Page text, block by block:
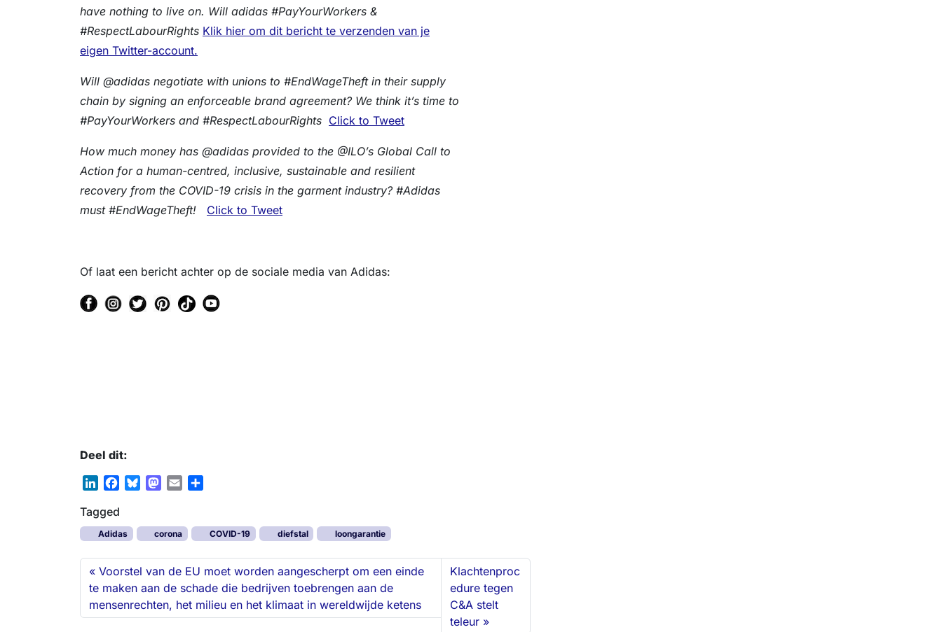
have nothing to live on. Will adidas #PayYourWorkers &
#RespectLabourRights Klik hier om dit bericht te verzenden van je
eigen Twitter-account.
Will @adidas negotiate with unions to #EndWageTheft in their supply
chain by signing an enforceable brand agreement? We think it’s time to
#PayYourWorkers and #RespectLabourRights Click to Tweet
How much money has @adidas provided to the @ILO’s Global Call to
Action for a human-centred, inclusive, sustainable and resilient
recovery from the COVID-19 crisis in the garment industry? #Adidas
must #EndWageTheft!
Click to Tweet
Of laat een bericht achter op de sociale media van Adidas:
Deel dit:
n
k
e
d
I
n
e
b
o
o
k
e
s
k
y
M
t
o
d
o
n
i
l
e
n
Tagged
Adidas corona COVID-19 diefstal loongarantie
Voorstel van de EU moet worden aangescherpt om een einde
te maken aan de schade die bedrijven toebrengen aan de
mensenrechten, het milieu en het klimaat in wereldwijde ketens
Klachtenproc
edure tegen
C&A stelt
teleur